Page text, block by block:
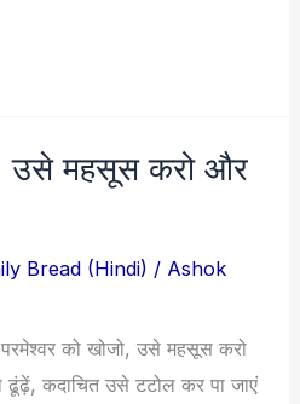
उसे महसूस करो और
Bread (Hindi) / Ashok
को खोजो, उसे महसूस करो
कदाचित उसे टटोल कर पा जाएं